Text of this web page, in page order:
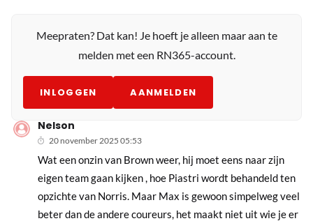
Meepraten? Dat kan! Je hoeft je alleen maar aan te
melden met een RN365-account.
INLOGGEN AANMELDEN
Nelson
20 november 2025 05:53
Wat een onzin van Brown weer, hij moet eens naar zijn
eigen team gaan kijken , hoe Piastri wordt behandeld ten
opzichte van Norris. Maar Max is gewoon simpelweg veel
beter dan de andere coureurs, het maakt niet uit wie je er